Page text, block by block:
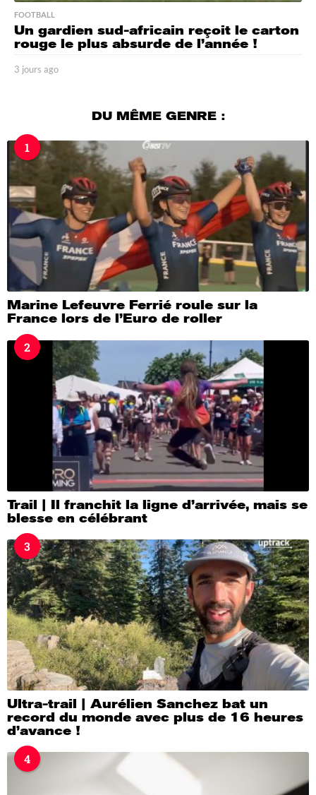
FOOTBALL
Un gardien sud-africain reçoit le carton
rouge le plus absurde de l’année !
3 jours ago
DU MÊME GENRE :
1
Marine Lefeuvre Ferrié roule sur la
France lors de l’Euro de roller
2
Trail | Il franchit la ligne d’arrivée, mais se
blesse en célébrant
3
Ultra-trail | Aurélien Sanchez bat un
record du monde avec plus de 16 heures
d’avance !
4